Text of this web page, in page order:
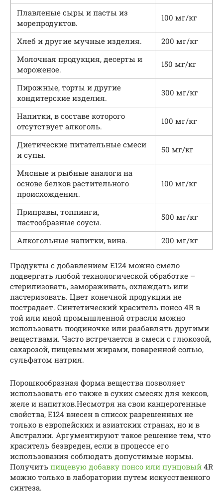
Плавленые сыры и пасты из
морепродуктов.
100 мг/кг
Хлеб и другие мучные изделия.
200 мг/кг
Молочная продукция, десерты и
мороженое.
150 мг/кг
Пирожные, торты и другие
кондитерские изделия.
300 мг/кг
Напитки, в составе которого
отсутствует алкоголь.
100 мг/кг
Диетические питательные смеси
и супы.
50 мг/кг
Мясные и рыбные аналоги на
основе белков растительного
происхождения.
100 мг/кг
Приправы, топпинги,
пастообразные соусы.
500 мг/кг
Алкогольные напитки, вина. 200 мг/кг
Продукты с добавлением Е124 можно смело
подвергать любой технологической обработке –
стерилизовать, замораживать, охлаждать или
пастеризовать. Цвет конечной продукции не
пострадает. Синтетический краситель понсо 4R в
той или иной промышленной отрасли можно
использовать поодиночке или разбавлять другими
веществами. Часто встречается в смеси с глюкозой,
сахарозой, пищевыми жирами, поваренной солью,
сульфатом натрия.
Порошкообразная форма вещества позволяет
использовать его также в сухих смесях для кексов,
желе и напитков.Несмотря на свои канцерогенные
свойства, Е124 внесен в список разрешенных не
только в европейских и азиатских странах, но и в
Австралии. Аргументируют такое решение тем, что
краситель безвреден, если в процессе его
использования соблюдать допустимые нормы.
Получить пищевую добавку понсо или пунцовый 4R
можно только в лаборатории путем искусственного
синтеза.